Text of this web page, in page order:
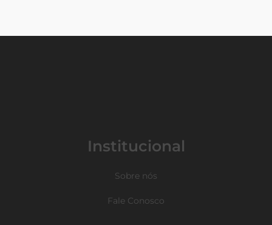
Institucional
Sobre nós
Fale Conosco